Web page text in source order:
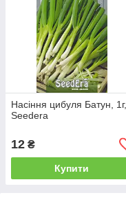
Насіння цибуля Батун, 1г,
Seedera
12 ₴
Купити